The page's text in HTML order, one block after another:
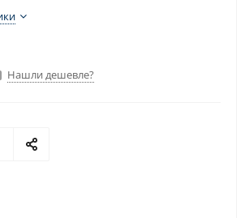
Нашли дешевле?